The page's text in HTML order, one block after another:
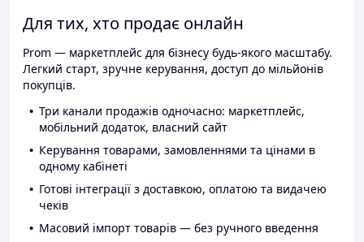
Для тих, хто продає онлайн
Prom — маркетплейс для бізнесу будь-якого масштабу.
Легкий старт, зручне керування, доступ до мільйонів
покупців.
Три канали продажів одночасно: маркетплейс,
мобільний додаток, власний сайт
Керування товарами, замовленнями та цінами в
одному кабінеті
Готові інтеграції з доставкою, оплатою та видачею
чеків
Масовий імпорт товарів — без ручного введення